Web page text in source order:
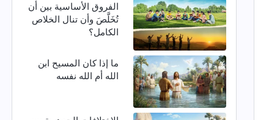
الفروق الأساسية بين أن
تُخَلَّصَ وأن تنال الخلاص
الكامل؟
ما إذا كان المسيح ابن
الله أم الله نفسه